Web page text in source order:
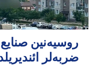
روسیه‌نین صنایع
ضربه‌لر